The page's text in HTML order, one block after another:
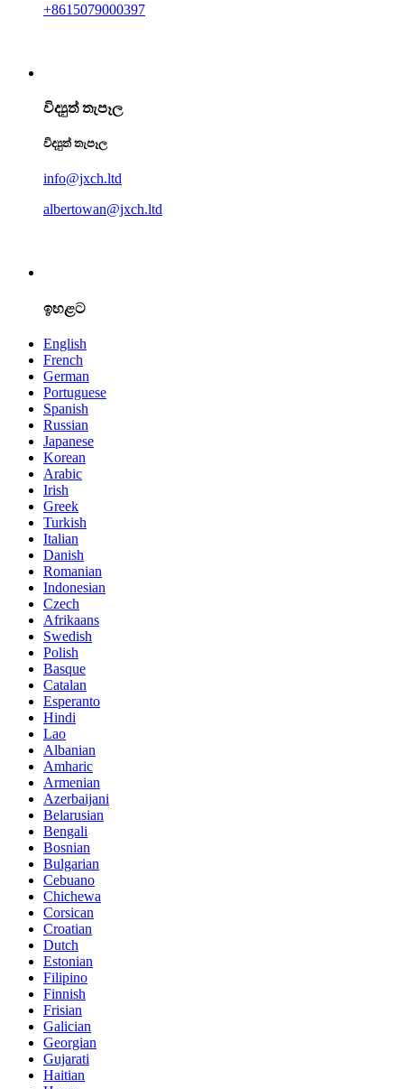
+8615079000397
විද්‍යුත් තැපෑල
විද්‍යුත් තැපෑල
info@jxch.ltd
albertowan@jxch.ltd
ඉහළට
English
French
German
Portuguese
Spanish
Russian
Japanese
Korean
Arabic
Irish
Greek
Turkish
Italian
Danish
Romanian
Indonesian
Czech
Afrikaans
Swedish
Polish
Basque
Catalan
Esperanto
Hindi
Lao
Albanian
Amharic
Armenian
Azerbaijani
Belarusian
Bengali
Bosnian
Bulgarian
Cebuano
Chichewa
Corsican
Croatian
Dutch
Estonian
Filipino
Finnish
Frisian
Galician
Georgian
Gujarati
Haitian